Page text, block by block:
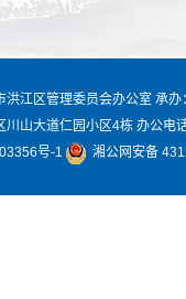
洪江区管理委员会办公室 承办
川山大道仁园小区4栋 办公电
号-1
湘公网安备